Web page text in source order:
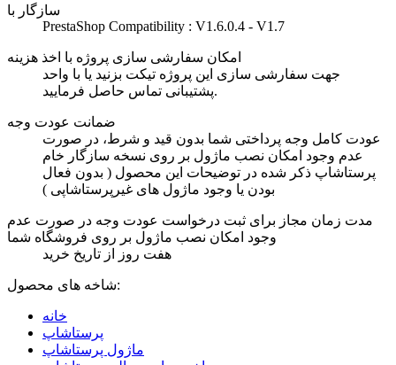
سازگار با
PrestaShop Compatibility : V1.6.0.4 - V1.7
امکان سفارشی سازی پروژه با اخذ هزینه
جهت سفارشی سازی این پروژه تیکت بزنید یا با واحد
پشتیبانی تماس حاصل فرمایید.
ضمانت عودت وجه
عودت کامل وجه پرداختی شما بدون قید و شرط، در صورت
عدم وجود امکان نصب ماژول بر روی نسخه سازگار خام
پرستاشاپ ذکر شده در توضیحات این محصول ( بدون فعال
بودن یا وجود ماژول های غیرپرستاشاپی )
مدت زمان مجاز برای ثبت درخواست عودت وجه در صورت عدم
وجود امکان نصب ماژول بر روی فروشگاه شما
هفت روز از تاریخ خرید
شاخه های محصول:
خانه
پرستاشاپ
ماژول پرستاشاپ